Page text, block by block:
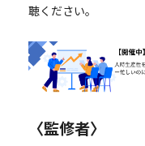
聴ください。
〈監修者〉